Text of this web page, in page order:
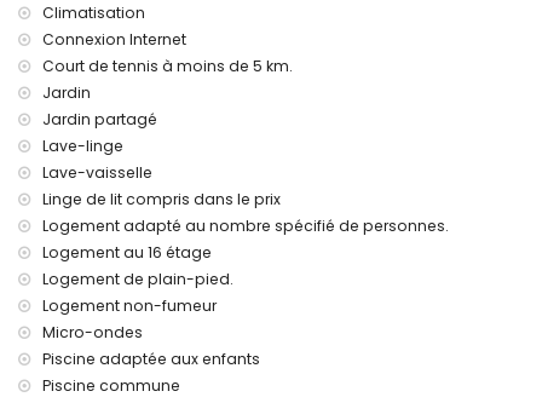
Climatisation
Connexion Internet
Court de tennis à moins de 5 km.
Jardin
Jardin partagé
Lave-linge
Lave-vaisselle
Linge de lit compris dans le prix
Logement adapté au nombre spécifié de personnes.
Logement au 16 étage
Logement de plain-pied.
Logement non-fumeur
Micro-ondes
Piscine adaptée aux enfants
Piscine commune